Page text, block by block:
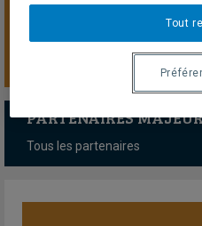
SOUTENIR LA CHAIRE
PARTENAIRES
Tous les partenaires
Tout